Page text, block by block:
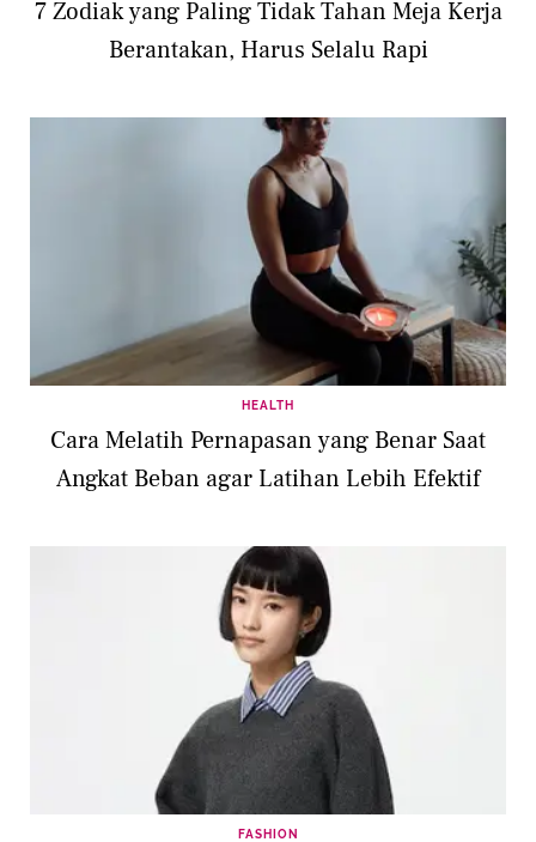
7 Zodiak yang Paling Tidak Tahan Meja Kerja
Berantakan, Harus Selalu Rapi
HEALTH
Cara Melatih Pernapasan yang Benar Saat
Angkat Beban agar Latihan Lebih Efektif
FASHION